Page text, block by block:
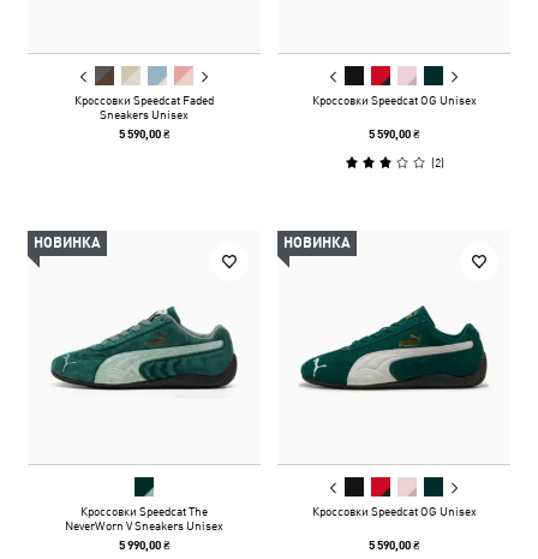
Кроссовки Speedcat Faded
Sneakers Unisex
5 590,00 ₴
Кроссовки Speedcat OG Unisex
5 590,00 ₴
(2)
НОВИНКА
Кроссовки Speedcat The
NeverWorn V Sneakers Unisex
5 990,00 ₴
НОВИНКА
Кроссовки Speedcat OG Unisex
5 590,00 ₴